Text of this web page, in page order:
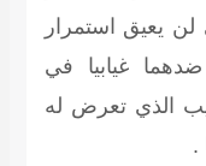
لن يعيق استمرار
غيابيا في
الذي تعرض له